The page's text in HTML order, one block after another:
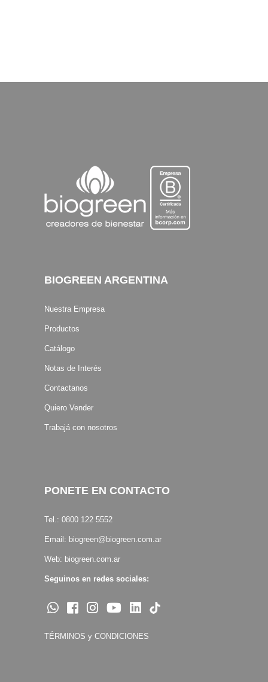
BIOGREEN ARGENTINA
Nuestra Empresa
Productos
Catálogo
Notas de Interés
Contactanos
Quiero Vender
Trabajá con nosotros
PONETE EN CONTACTO
Tel.: 0800 122 5552
Email: biogreen@biogreen.com.ar
Web: biogreen.com.ar
Seguinos en redes sociales:
TÉRMINOS y CONDICIONES